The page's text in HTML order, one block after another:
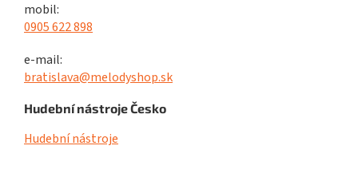
mobil:
0905 622 898
e-mail:
bratislava@melodyshop.sk
Hudební nástroje Česko
Hudební nástroje